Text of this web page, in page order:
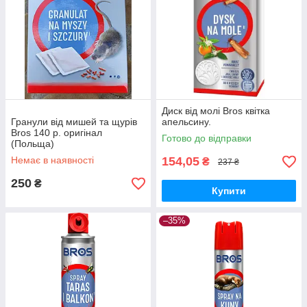
Гранули від мишей та щурів
Bros 140 р. оригінал
(Польща)
Немає в наявності
250 ₴
Диск від молі Bros квітка
апельсину.
Готово до відправки
154,05 ₴ 237 ₴
Купити
–35%